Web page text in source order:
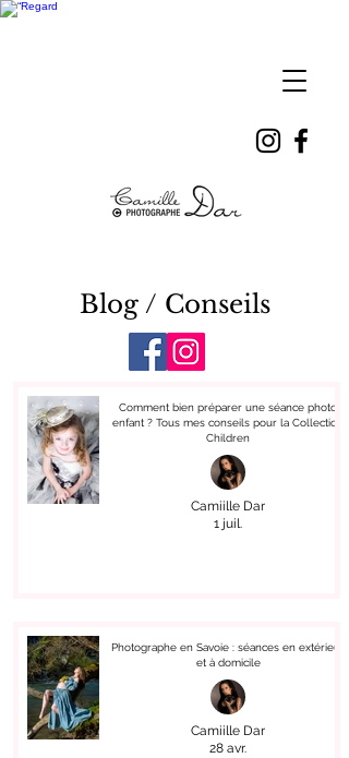
Blog / Conseils
Comment bien préparer une séance photo
enfant ? Tous mes conseils pour la Collection
Children
Camiille Dar
1 juil.
Photographe en Savoie : séances en extérieur
et à domicile
Camiille Dar
28 avr.